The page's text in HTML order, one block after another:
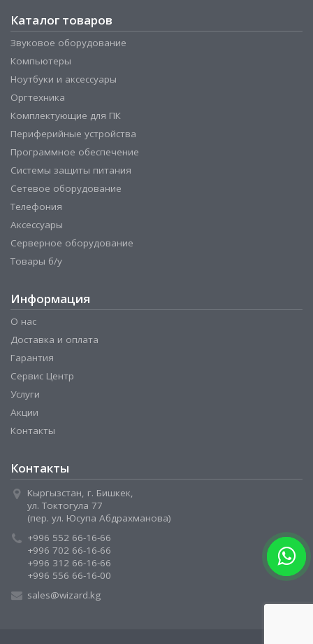
Каталог товаров
Звуковое оборудование
Компьютеры
Ноутбуки и аксессуары
Оргтехника
Комплектующие для ПК
Периферийные устройства
Программное обеспечение
Системы защиты питания
Сетевое оборудование
Телефония
Аксессуары
Серверное оборудование
Товары б/у
Информация
О нас
Доставка и оплата
Гарантия
Сервис Центр
Услуги
Акции
Контакты
Контакты
Кыргызстан, г. Бишкек,
ул. Токтогула 77
(пер. ул. Юсупа Абдрахманова)
+996 552 66-16-66
+996 702 66-16-66
+996 312 66-16-66
+996 556 66-16-00
sales@wizard.kg